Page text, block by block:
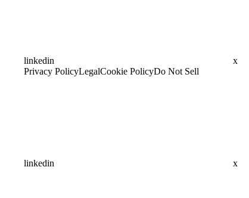
linkedin
x
Privacy PolicyLegalCookie PolicyDo Not Sell
linkedin x